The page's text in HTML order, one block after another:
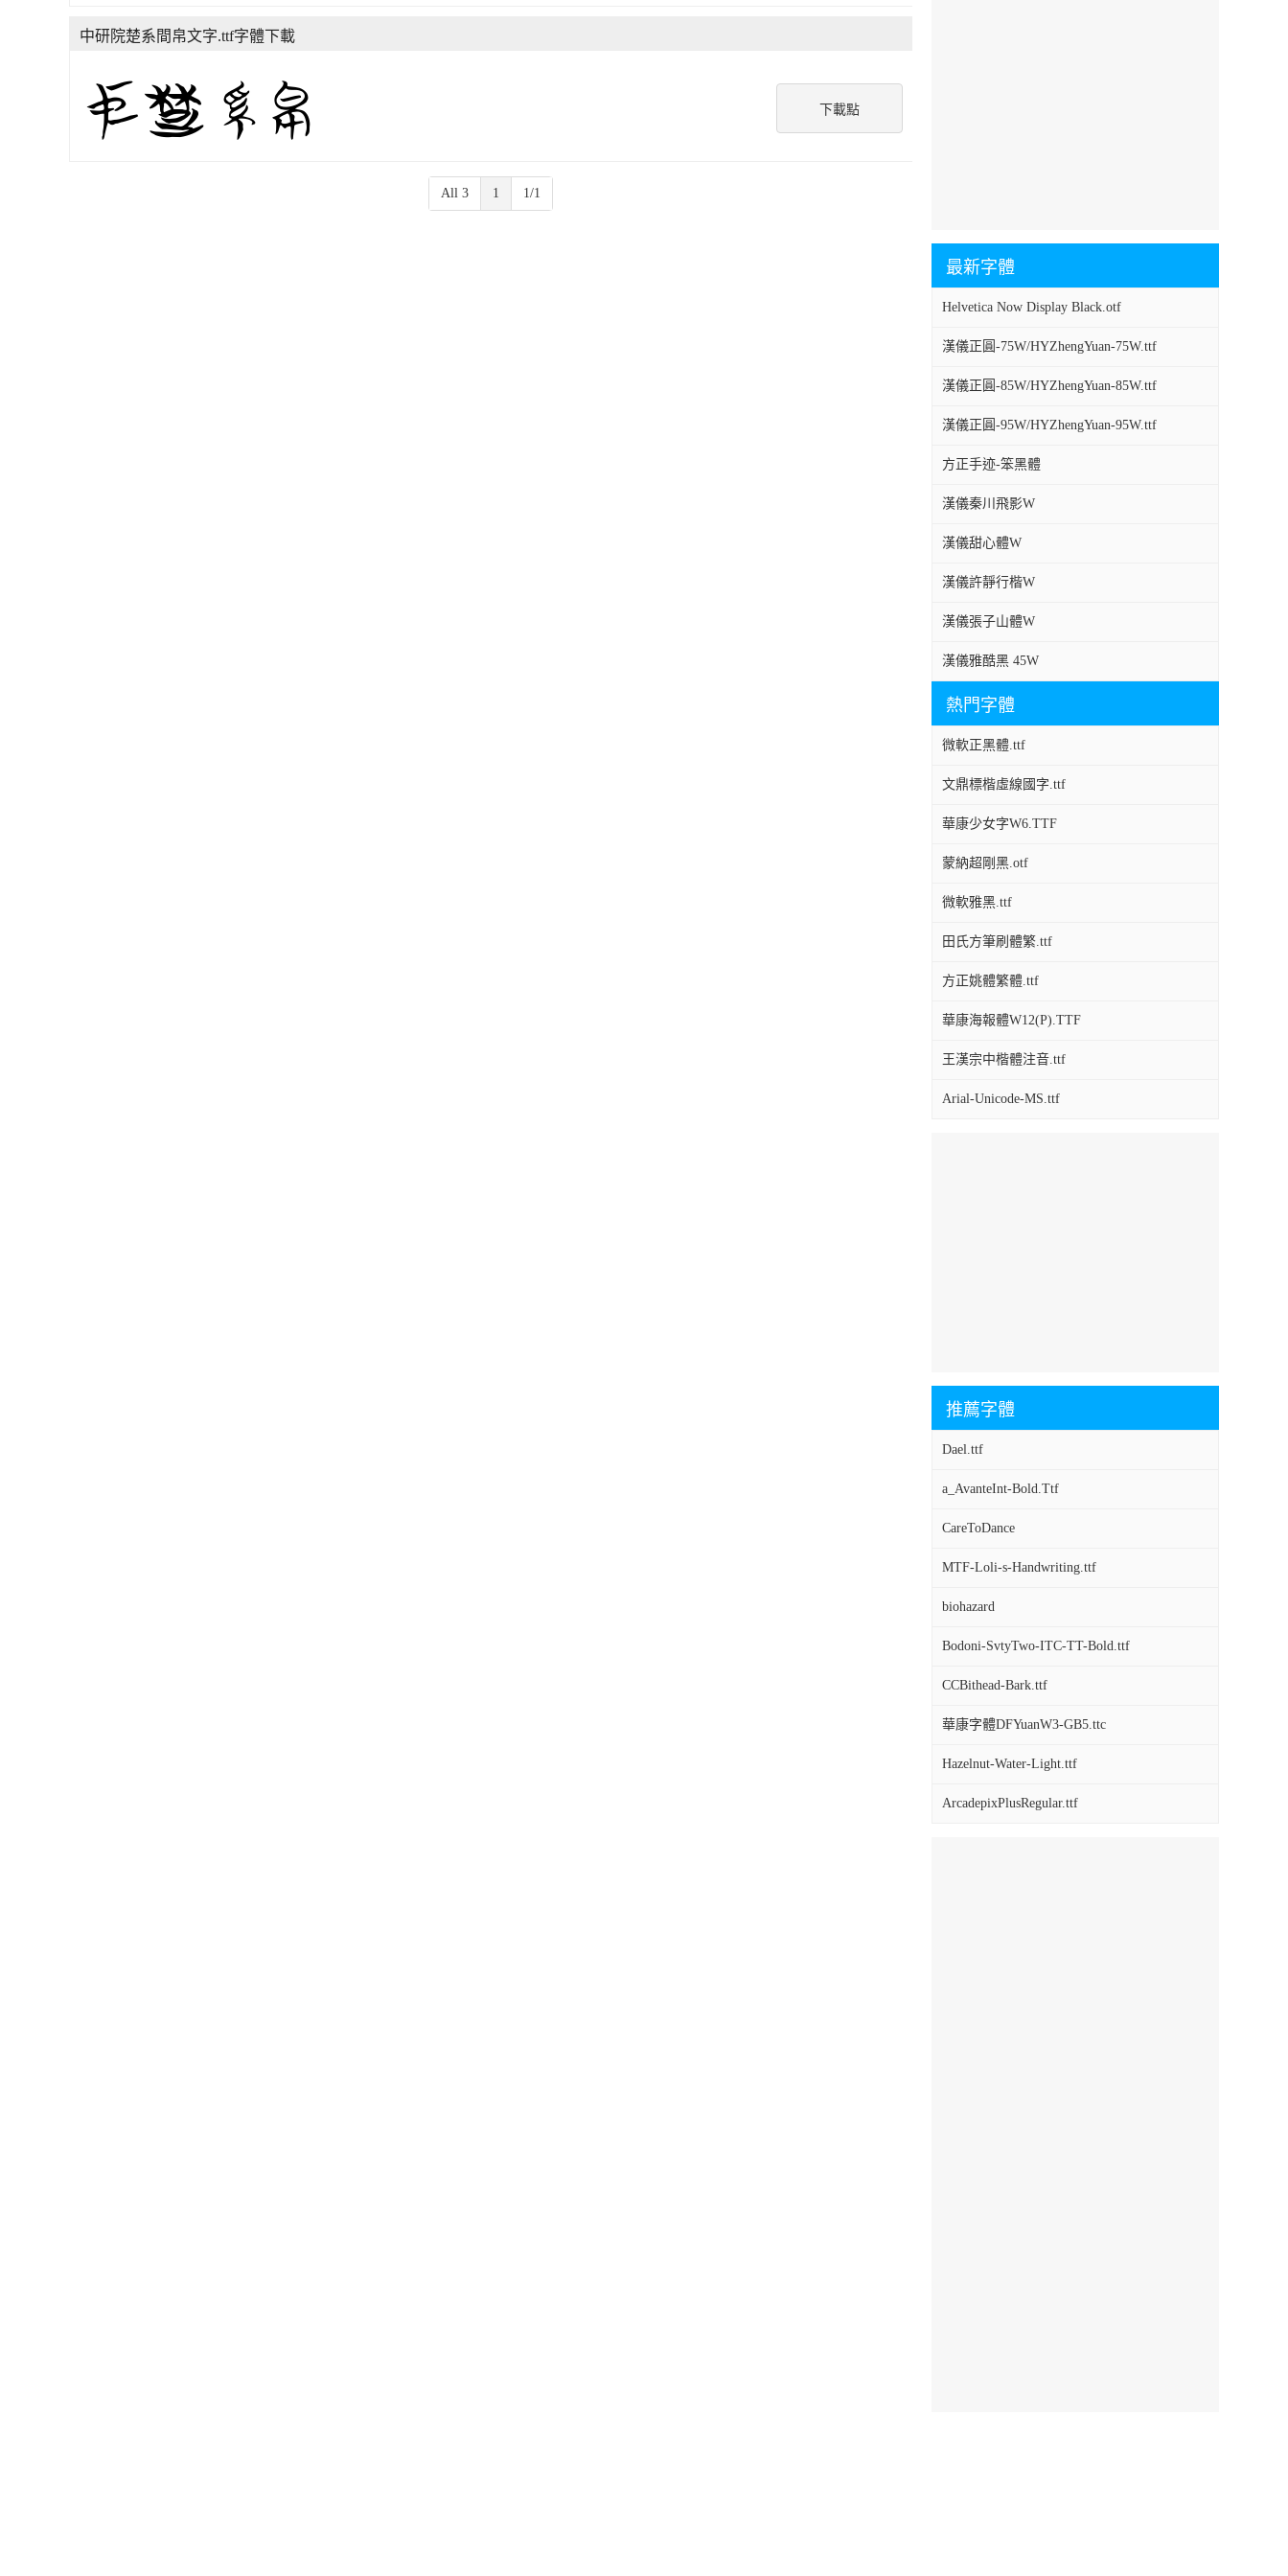
最新字體
Helvetica Now Display Black.otf
漢儀正圓-75W/HYZhengYuan-75W.ttf
漢儀正圓-85W/HYZhengYuan-85W.ttf
漢儀正圓-95W/HYZhengYuan-95W.ttf
方正手迹-笨黑體
漢儀秦川飛影W
漢儀甜心體W
漢儀許靜行楷W
漢儀張子山體W
漢儀雅酷黑 45W
熱門字體
微軟正黑體.ttf
文鼎標楷虛線國字.ttf
華康少女字W6.TTF
蒙納超剛黑.otf
微軟雅黑.ttf
田氏方筆刷體繁.ttf
方正姚體繁體.ttf
華康海報體W12(P).TTF
王漢宗中楷體注音.ttf
Arial-Unicode-MS.ttf
推薦字體
Dael.ttf
a_AvanteInt-Bold.Ttf
CareToDance
MTF-Loli-s-Handwriting.ttf
biohazard
Bodoni-SvtyTwo-ITC-TT-Bold.ttf
CCBithead-Bark.ttf
華康字體DFYuanW3-GB5.ttc
Hazelnut-Water-Light.ttf
ArcadepixPlusRegular.ttf
下載點
中研院楚系間帛文字.ttf字體下載
All 3 1 1/1